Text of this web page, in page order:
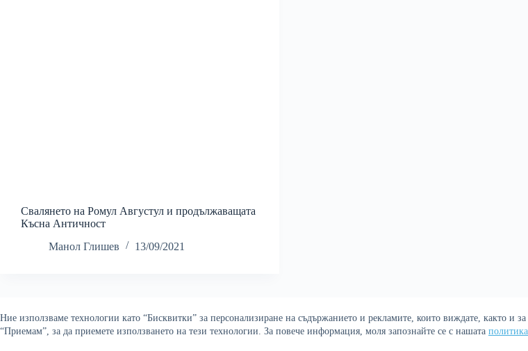
Ние използваме технологии като “Бисквитки” за персонализиране на съдържанието и рекламите, които виждате, както и
“Приемам”, за да приемете използването на тези технологии. За повече информация, моля запознайте се с нашата
Свалянето на Ромул Августул и продължаващата
Късна Античност
Манол Глишев
13/09/2021
Политика за поверителност